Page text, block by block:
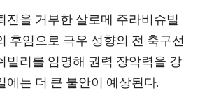
진을 거부한 살로메 주라비슈빌
후임으로 극우 성향의 전 축구선
빌리를 임명해 권력 장악력을 강
에는 더 큰 불안이 예상된다.